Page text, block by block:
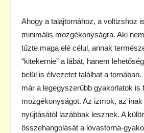
Ahogy a talajtornához, a voltizshoz
minimális mozgékonyságra. Aki
tűzte maga elé célul, annak
“kitekernie” a lábát, hanem
belül is élvezetet találhat a
már a legegyszerűbb gyakorlatok is
mozgékonyságot. Az izmok, az
nyújtásától lazábbak lesznek. A
összehangolását a lovastorna-